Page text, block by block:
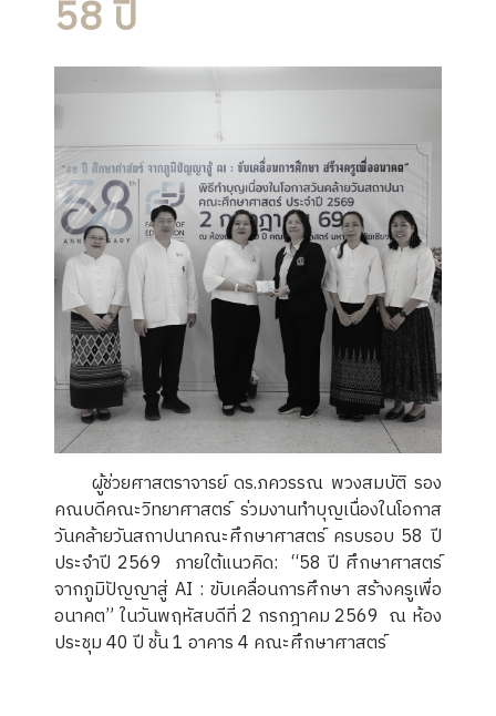
58 ปี
ผู้ช่วยศาสตราจารย์ ดร.ภควรรณ พวงสมบัติ รอง
คณบดีคณะวิทยาศาสตร์ ร่วมงานทำบุญเนื่องในโอกาส
วันคล้ายวันสถาปนาคณะศึกษาศาสตร์ ครบรอบ 58 ปี
ประจำปี 2569 ภายใต้แนวคิด: “58 ปี ศึกษาศาสตร์
จากภูมิปัญญาสู่ AI : ขับเคลื่อนการศึกษา สร้างครูเพื่อ
อนาคต” ในวันพฤหัสบดีที่ 2 กรกฎาคม 2569 ณ ห้อง
ประชุม 40 ปี ชั้น 1 อาคาร 4 คณะศึกษาศาสตร์